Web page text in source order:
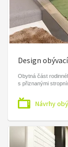
Design
Obytná část
s přiznanými
Návrhy